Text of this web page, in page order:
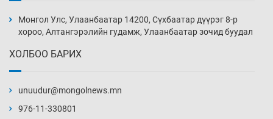
4 цаг 10 мин
4 цаг 40 мин
Монгол Улс, Улаанбаатар 14200, Сүхбаатар дүүрэг 8-р
хороо, Алтангэрэлийн гудамж, Улаанбаатар зочид буудал
ХОЛБОО БАРИХ
unuudur@mongolnews.mn
976-11-330801